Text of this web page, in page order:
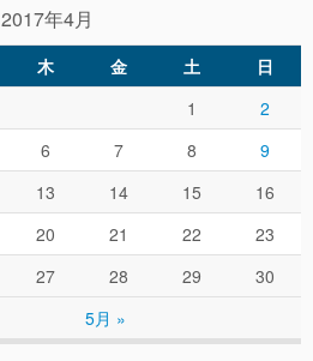
2017年4月
木 金 土 日
5月 »
1
2
6 7 8
9
13 14 15
16
20 21 22
23
27 28 29 30